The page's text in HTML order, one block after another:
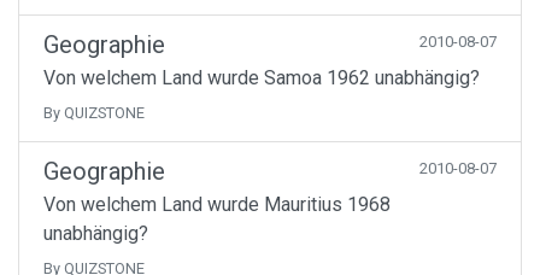
Geographie 2010-08-07
Von welchem Land wurde Samoa 1962 unabhängig?
By QUIZSTONE
Geographie 2010-08-07
Von welchem Land wurde Mauritius 1968
unabhängig?
By QUIZSTONE